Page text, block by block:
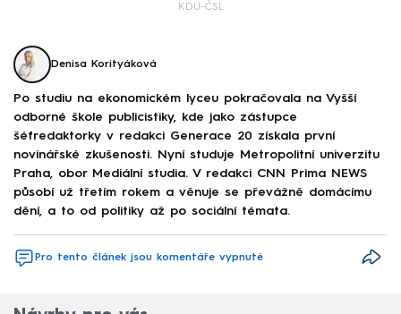
KDU-ČSL
Denisa Korityáková
Po studiu na ekonomickém lyceu pokračovala na Vyšší
odborné škole publicistiky, kde jako zástupce
šéfredaktorky v redakci Generace 20 získala první
novinářské zkušenosti. Nyní studuje Metropolitní univerzitu
Praha, obor Mediální studia. V redakci CNN Prima NEWS
působí už třetím rokem a věnuje se převážně domácímu
dění, a to od politiky až po sociální témata.
Pro tento článek jsou komentáře vypnuté